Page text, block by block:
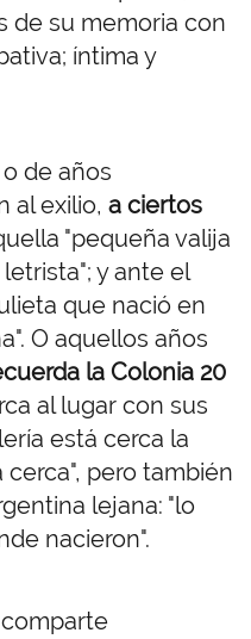
de su memoria con
íntima y
de años
al exilio, a ciertos
"pequeña valija
y ante el
que nació en
O aquellos años
la Colonia 20
al lugar con sus
está cerca la
pero también
lejana: "lo
nacieron".